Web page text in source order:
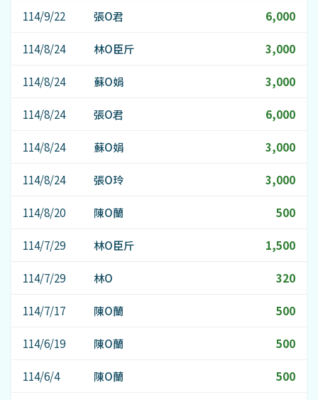
114/9/22 張O君 6,000
114/8/24 林O臣斤 3,000
114/8/24 蘇O娟 3,000
114/8/24 張O君 6,000
114/8/24 蘇O娟 3,000
114/8/24 張O玲 3,000
114/8/20 陳O蘭 500
114/7/29 林O臣斤 1,500
114/7/29 林O 320
114/7/17 陳O蘭 500
114/6/19 陳O蘭 500
114/6/4 陳O蘭 500